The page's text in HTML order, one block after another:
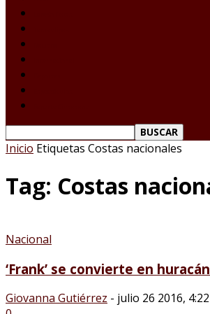
Inicio Etiquetas Costas nacionales
Tag: Costas
Nacional
‘Frank’ se convierte en
Giovanna Gutiérrez - julio 26 2016,